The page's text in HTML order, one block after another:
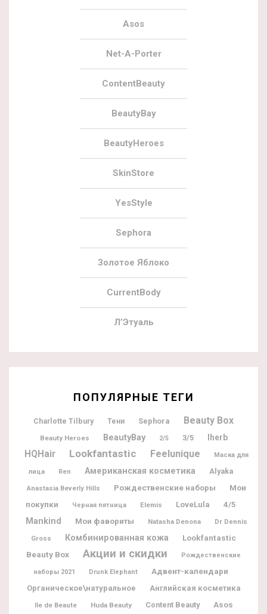
Asos
Net-A-Porter
ContentBeauty
BeautyBay
BeautyHeroes
SkinStore
YesStyle
Sephora
Золотое Яблоко
CurrentBody
Л’Этуаль
ПОПУЛЯРНЫЕ ТЕГИ
Charlotte Tilbury Тени Sephora Beauty Box
Beauty Heroes BeautyBay 2/5 3/5 Iherb
HQHair Lookfantastic Feelunique Маска для
лица Ren Американская косметика Alyaka
Anastasia Beverly Hills Рождественские наборы
Мои
покупки
Черная пятница Elemis LoveLula 4/5
Mankind Мои фавориты Natasha Denona
Dr Dennis
Gross
Комбинированная кожа
Lookfantastic
Beauty Box
Акции и скидки Рождественские
наборы 2021 Drunk Elephant Адвент-календари
Органическое\натуральное Английская косметика
Ile de Beaute Huda Beauty Content Beauty Asos